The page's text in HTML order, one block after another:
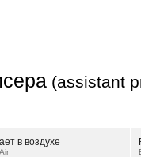
(assistant
в воздухе